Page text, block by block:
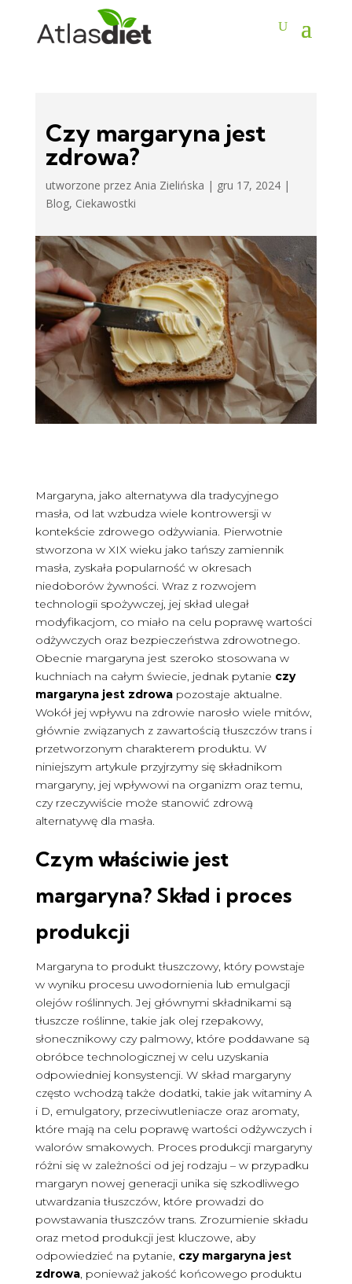
Czy margaryna jest
zdrowa?
utworzone przezAnia Zielińska | gru 17, 2024 |
Blog, Ciekawostki
Margaryna, jako alternatywa dla tradycyjnego
masła, od lat wzbudza wiele kontrowersji w
kontekście zdrowego odżywiania. Pierwotnie
stworzona w XIX wieku jako tańszy zamiennik
masła, zyskała popularność w okresach
niedoborów żywności. Wraz z rozwojem
technologii spożywczej, jej skład ulegał
modyfikacjom, co miało na celu poprawę wartości
odżywczych oraz bezpieczeństwa zdrowotnego.
Obecnie margaryna jest szeroko stosowana w
kuchniach na całym świecie, jednak pytanie czy
margaryna jest zdrowapozostaje aktualne.
Wokół jej wpływu na zdrowie narosło wiele mitów,
głównie związanych z zawartością tłuszczów trans i
przetworzonym charakterem produktu. W
niniejszym artykule przyjrzymy się składnikom
margaryny, jej wpływowi na organizm oraz temu,
czy rzeczywiście może stanowić zdrową
alternatywę dla masła.
Czym właściwie jest
margaryna? Skład i proces
produkcji
Margaryna to produkt tłuszczowy, który powstaje
w wyniku procesu uwodornienia lub emulgacji
olejów roślinnych. Jej głównymi składnikami są
tłuszcze roślinne, takie jak olej rzepakowy,
słonecznikowy czy palmowy, które poddawane są
obróbce technologicznej w celu uzyskania
odpowiedniej konsystencji. W skład margaryny
często wchodzą także dodatki, takie jak witaminy A
i D, emulgatory, przeciwutleniacze oraz aromaty,
które mają na celu poprawę wartości odżywczych i
walorów smakowych. Proces produkcji margaryny
różni się w zależności od jej rodzaju – w przypadku
margaryn nowej generacji unika się szkodliwego
utwardzania tłuszczów, które prowadzi do
powstawania tłuszczów trans. Zrozumienie składu
oraz metod produkcji jest kluczowe, aby
odpowiedzieć na pytanie, czy margaryna jest
zdrowa, ponieważ jakość końcowego produktu